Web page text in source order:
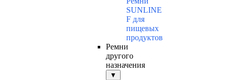
SUNLINE
F для
пищевых
продуктов
Ремни
другого
назначения
▼